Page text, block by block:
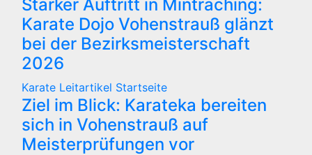
Starker Auftritt in Mintraching:
Karate Dojo Vohenstrauß glänzt
bei der Bezirksmeisterschaft
2026
Karate Leitartikel Startseite
Ziel im Blick: Karateka bereiten
sich in Vohenstrauß auf
Meisterprüfungen vor